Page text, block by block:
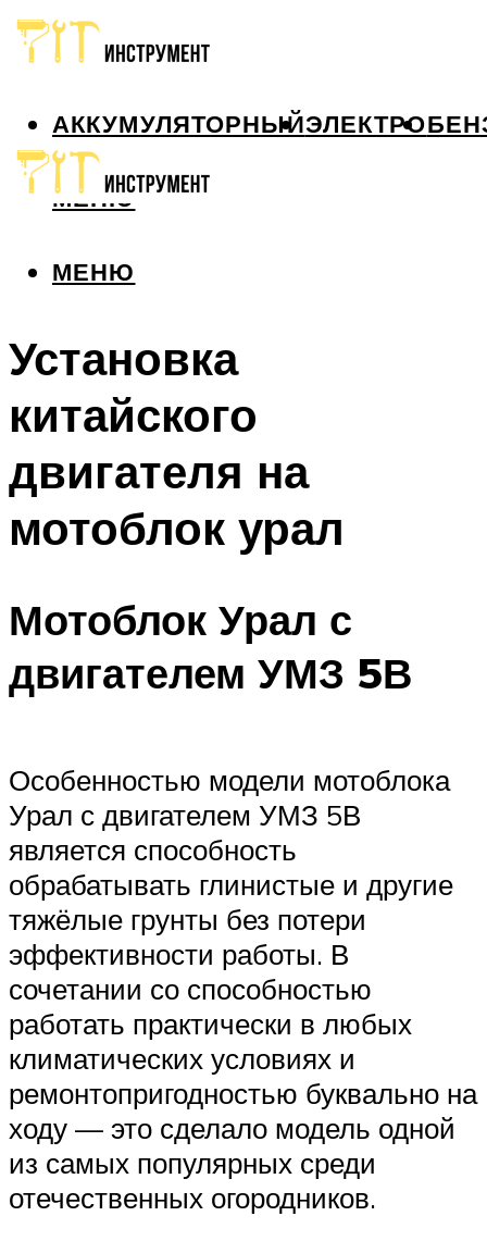
АККУМУЛЯТОРНЫЙЭЛЕКТРО
МЕНЮ
МЕНЮ
Установка
китайского
двигателя на
мотоблок урал
Мотоблок Урал с
двигателем УМЗ 5В
Особенностью модели мотоблока
Урал с двигателем УМЗ 5В
является способность
обрабатывать глинистые и другие
тяжёлые грунты без потери
эффективности работы. В
сочетании со способностью
работать практически в любых
климатических условиях и
ремонтопригодностью буквально на
ходу — это сделало модель одной
из самых популярных среди
отечественных огородников.